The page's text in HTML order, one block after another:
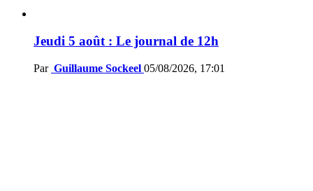
Jeudi 5 août : Le journal de 12h
Par Guillaume Sockeel 05/08/2026, 17:01